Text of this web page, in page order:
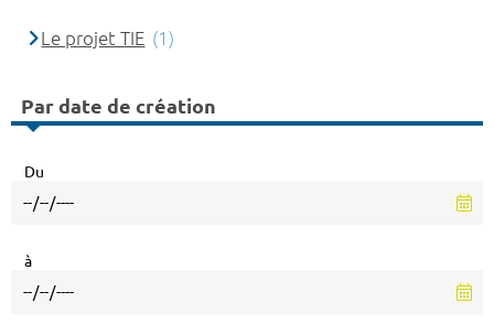
Le projet TIE (1)
Par date de création
Du
à